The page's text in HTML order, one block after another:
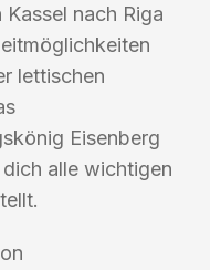
nach Riga
lettischen
Eisenberg
alle wichtigen